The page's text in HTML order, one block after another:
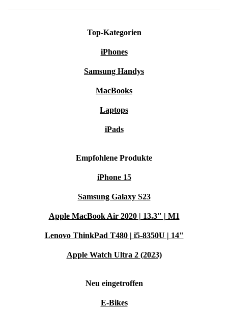
Zwischenparken von Saugrohr und Bodendüse.
Platzsparende Geräteverstauung.
Über welche Ausstattung verfügt der refurbed Kärcher DS 6
Umschaltbare Trockensaugdüse
Zubehöraufbewahrung am Gerät
Entschäumer „FoamStop“
Top-Kategorien
iPhones
Samsung Handys
MacBooks
Laptops
iPads
Empfohlene Produkte
iPhone 15
Samsung Galaxy S23
Apple MacBook Air 2020 | 13.3" | M1
Lenovo ThinkPad T480 | i5-8350U | 14"
Apple Watch Ultra 2 (2023)
Neu eingetroffen
E-Bikes